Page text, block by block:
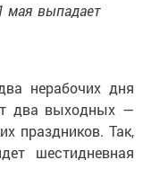
мая выпадает
нерабочих дня
два выходных —
праздников. Так,
шестидневная